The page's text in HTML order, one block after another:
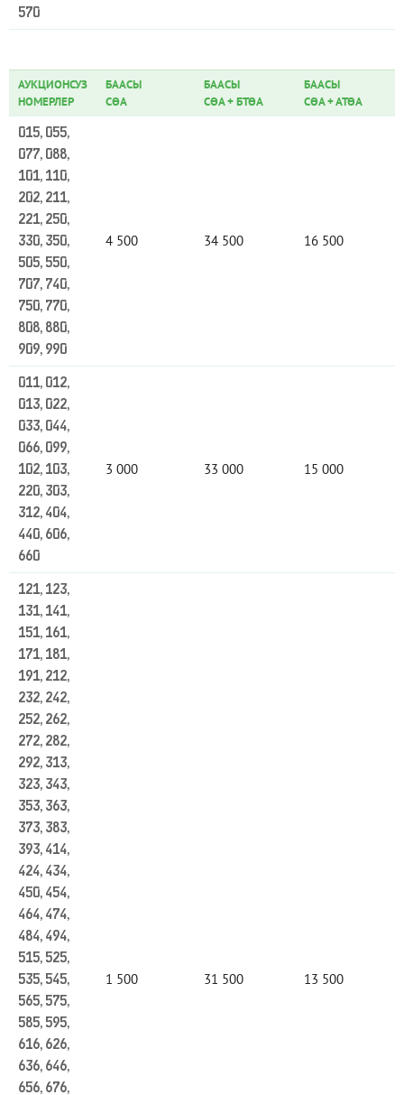
570
АУКЦИОНСУЗ
НОМЕРЛЕР
БААСЫ
СӨА
БААСЫ
СӨА+БТӨА
БААСЫ
СӨА+АТӨА
015, 055,
077, 088,
101, 110,
202, 211,
221, 250,
330, 350,
505, 550,
707, 740,
750, 770,
808, 880,
909, 990
4 500 34 500 16 500
011, 012,
013, 022,
033, 044,
066, 099,
102, 103,
220, 303,
312, 404,
440, 606,
660
3 000 33 000 15 000
121, 123,
131, 141,
151, 161,
171, 181,
191, 212,
232, 242,
252, 262,
272, 282,
292, 313,
323, 343,
353, 363,
373, 383,
393, 414,
424, 434,
450, 454,
464, 474,
484, 494,
515, 525,
535, 545,
565, 575,
585, 595,
616, 626,
636, 646,
656, 676,
1 500 31 500 13 500